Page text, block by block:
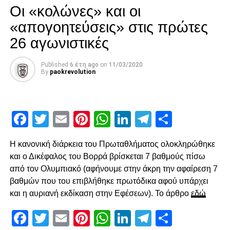
τον άξονα. Η πρώτη τελική στην επανάληψη ήρθε στο 54′,
με άστοχο σουτ του Σάστρε εκτός περιοχής, πριν στο 58′ ο
Ότο χάσει σπουδαία ευκαιρία με πλασέ από την μικρή
περιοχή.
Ο Κοτάρσκι «έσωσε» τον Καμαρά
ο Λαχούντ βγήκε απέναντι από τον Κοτάρσκι, αλλά ο
καταγράφηκε στο 78’, με γύρισμα του Ζίβκοβιτς στην
καρδιά της περιοχής και επέμβαση του Τσάβες προ του
επερχόμενου Τισουντάλι.
Facebook
Twitter
EmailPinterest
WhatsApp
LinkedIn
Οι «κολώνες» και οι
«απογοητεύσεις» στις πρώτες
26 αγωνιστικές
Published 6 έτη ago on 11/03/2020
By paokrevolution
Facebook
Twitter
EmailPinterest
WhatsApp
LinkedIn
Telegram
Η κανονική διάρκεια του Πρωταθλήματος ολοκληρώθηκε
και ο Δικέφαλος του Βορρά βρίσκεται 7 βαθμούς πίσω
από τον Ολυμπιακό (αφήνουμε στην άκρη την αφαίρεση 7
βαθμών που του επιβλήθηκε πρωτόδικα αφού υπάρχει
και η αυριανή εκδίκαση στην Εφέσεων). Το άρθρο εδώ
Facebook
Twitter
EmailPinterest
WhatsApp
LinkedIn
Telegram